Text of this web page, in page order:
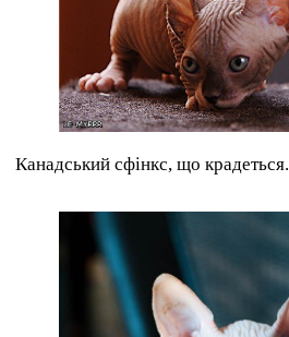
Канадський сфінкс, що крадеться.